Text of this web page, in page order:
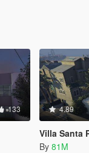
133 4.89
Villa Santa
By 81M